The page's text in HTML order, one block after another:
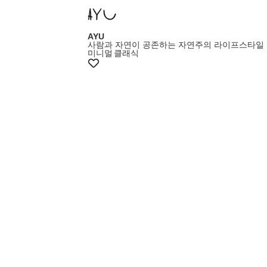
AYU
사람과 자연이 공존하는 자연주의 라이프스타일
미니멀 클래식